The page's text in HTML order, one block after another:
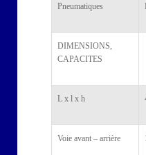
Pneumatiques
DIMENSIONS,
CAPACITES
L x l x h
Voie avant – arrière